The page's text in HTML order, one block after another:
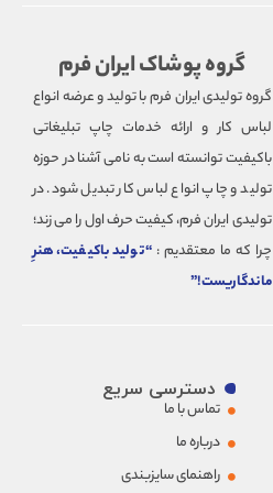
گروه پوشاک ایران فرم
گروه تولیدی ایران فرم با تولید و عرضه انواع
لباس کار و ارائه خدمات چاپ تبلیغاتی
باکیفیت توانسته است به نامی آشنا در حوزه
تولید و چاپ انواع لباس کار تبدیل شود. در
تولیدی ایران فرم، کیفیت حرف اول را می زند؛
چرا که ما معتقدیم :“تولید باکیفیت، هنرِ
ماندگاریست!”
دسترسی سریع
تماس با ما
درباره ما
راهنمای سایزبندی